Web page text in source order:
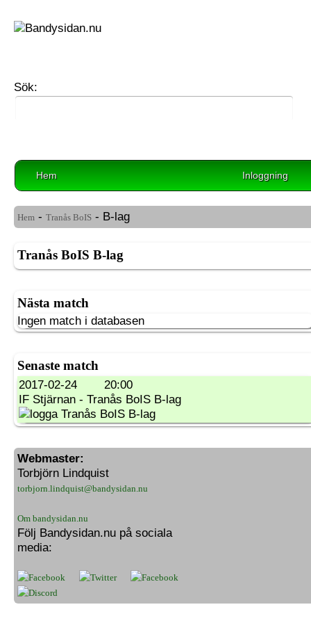
Sök:
Hem Inloggning
Hem - Tranås BoIS - B-lag
Tranås BoIS B-lag
Nästa match
Ingen match i databasen
Senaste match
2017-02-24
20:00
IF Stjärnan - Tranås BoIS B-lag
Webmaster:
Torbjörn Lindquist
torbjorn.lindquist@bandysidan.nu
Om bandysidan.nu
Följ Bandysidan.nu på sociala
media: